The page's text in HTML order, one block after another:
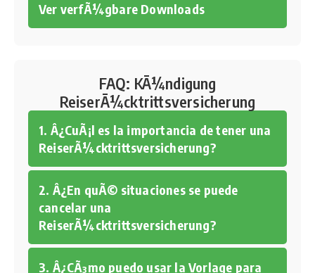
Ver verfÃ¼gbare Downloads
FAQ: KÃ¼ndigung
ReiserÃ¼cktrittsversicherung
1. Â¿CuÃ¡l es la importancia de tener una
ReiserÃ¼cktrittsversicherung?
2. Â¿En quÃ© situaciones se puede
cancelar una
ReiserÃ¼cktrittsversicherung?
3. Â¿CÃ³mo puedo usar la Vorlage para